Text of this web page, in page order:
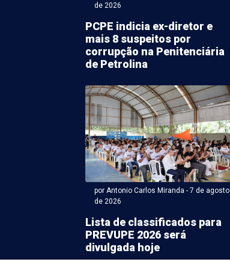
de 2026
PCPE indicia ex-diretor e
mais 8 suspeitos por
corrupção na Penitenciária
de Petrolina
por Antonio Carlos Miranda - 7 de agosto
de 2026
Lista de classificados para
PREVUPE 2026 será
divulgada hoje
por Antonio Carlos Miranda - 07 de agosto 2026 às 08:00
e Juazeiro
atendimentos do
no final de semana
cadastros, atualizações cadastrais e emissão
do Cadastro Único (CadÚnico) ficarão suspensos